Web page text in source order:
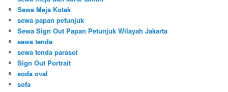
Sewa Meja Kotak
sewa papan petunjuk
Sewa Sign Out Papan Petunjuk Wilayah Jakarta
sewa tenda
sewa tenda parasol
Sign Out Portrait
soda oval
sofa